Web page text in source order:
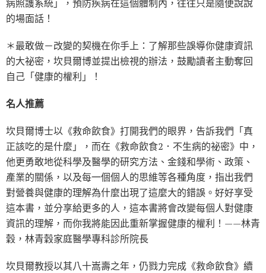
病照護系統」，預防疾病在這個體制內，往往只是隨便說說
的場面話！
＊最敢做－改變的契機在你手上：了解那些誤導你健康資訊
的大祕密，坎貝爾博並提出檢視的辦法，鼓勵讀者主動奪回
自己「健康的權利」！
名人推薦
坎貝爾博士以《救命飲食》打開我們的眼界，告訴我們「真
正該吃的是什麼」，而在《救命飲食2．不生病的祕密》中，
他更勇敢地從科學及醫學的研究方法、金錢和學術、政策、
產業的關係，以及每一個個人的思維等各種角度，指出我們
對營養與健康的理解為什麼出現了這麼大的錯誤。好好享受
這本書，並分享給更多的人，這本書將會改變每個人對健康
資訊的理解，而你我將能因此重新掌握健康的權利！——林青
穀，林青穀家庭醫學專科診所院長
坎貝爾教授以其八十嵩壽之年，仍戮力完成《救命飲食》續